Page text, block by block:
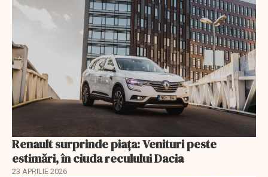
Renault surprinde piața: Venituri peste
estimări, în ciuda reculului Dacia
23 APRILIE 2026